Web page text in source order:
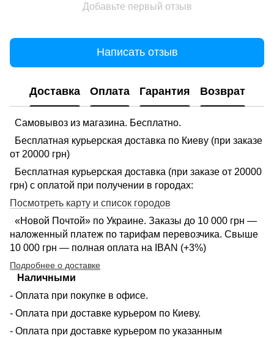
Добавьте первый отзыв
Написать отзыв
Доставка Оплата Гарантия Возврат
Самовывоз из магазина. Бесплатно.
Бесплатная курьерская доставка по Киеву (при заказе
от 20000 грн)
Бесплатная курьерская доставка (при заказе от 20000
грн) с оплатой при получении в городах:
Посмотреть карту и список городов
«Новой Почтой» по Украине. Заказы до 10 000 грн —
наложенный платеж по тарифам перевозчика. Свыше
10 000 грн — полная оплата на IBAN (+3%)
Подробнее о доставке
Наличными
- Оплата при покупке в офисе.
- Оплата при доставке курьером по Киеву.
- Оплата при доставке курьером по указанным